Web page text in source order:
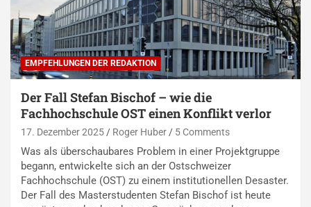
EMPFEHLUNGEN DER REDAKTION
Der Fall Stefan Bischof – wie die
Fachhochschule OST einen Konflikt verlor
17. Dezember 2025 Roger Huber 5 Comments
Was als überschaubares Problem in einer Projektgruppe
begann, entwickelte sich an der Ostschweizer
Fachhochschule (OST) zu einem institutionellen Desaster.
Der Fall des Masterstudenten Stefan Bischof ist heute